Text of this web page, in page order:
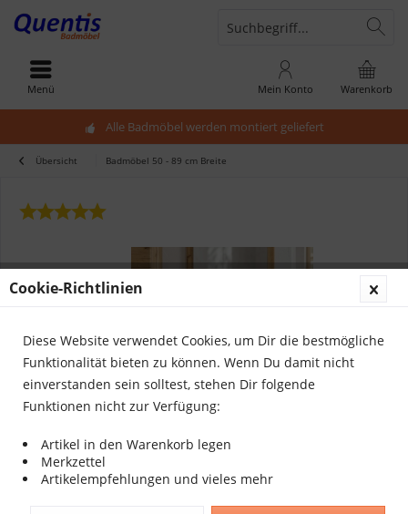
Alle Badmöbel werden montiert geliefert
Warenkorb
Mein Konto
Menü
Übersicht Badmöbel 50 - 89 cm Breite
Cookie-Richtlinien
Diese Website verwendet Cookies, um Dir die bestmögliche
Funktionalität bieten zu können. Wenn Du damit nicht
einverstanden sein solltest, stehen Dir folgende
Funktionen nicht zur Verfügung:
Artikel in den Warenkorb legen
Merkzettel
Artikelempfehlungen und vieles mehr